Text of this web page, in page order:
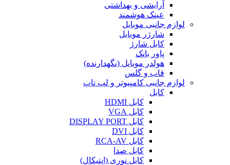
آرایشی و بهداشتی
عینک هوشمند
لوازم جانبی موبایل
شارژر موبایل
کابل شارژ
پاور بانک
هولدر موبایل (نگهدارنده)
قاب و گلس
لوازم جانبی کامپیوتر و لپ تاپ
کابل
کابل HDMI
کابل VGA
کابل DISPLAY PORT
کابل DVI
کابل RCA-AV
کابل صدا
کابل نوری (اپتیکال)